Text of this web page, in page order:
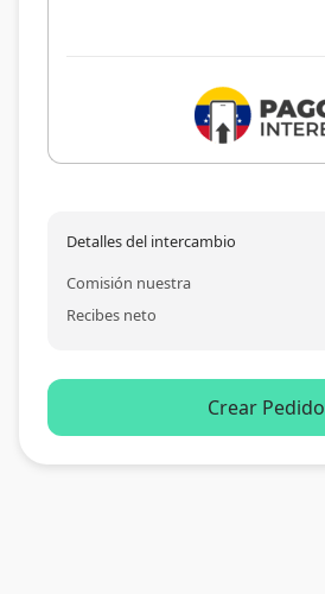
Detalles del intercambio
Comisión nuestra
Recibes neto
Crear Pedido